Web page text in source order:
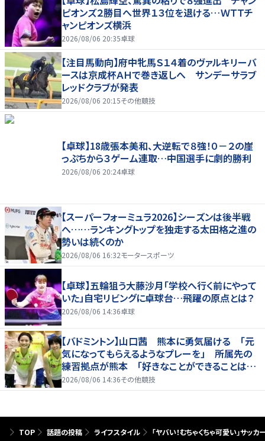
ピオンズ２勝目へ世界１３位を退ける…ＷＴＴチ
ャンピオンズ横浜
2026/08/06 20:35卓球
【注目馬動向】府中牝馬Ｓ１４着のヴァルキリーバ
ースは京成杯ＡＨで巻き返しへ サンデーサラブ
レッドクラブが発表
2026/08/06 20:15その他競技
【卓球】18歳張本美和、大逆転で８強！０－２の崖
っぷちから３ゲーム連取…中国選手に劇的勝利
2026/08/06 20:24卓球
【スーパーフォーミュラ2026】シーズンは後半戦
へ……ランキングトップを独走する太田格之進の
勢いは続くのか
2026/08/06 16:32モータースポーツ
【卓球】五輪狙う大藤沙月「学校へ行く前にやって
いた」自宅リビングに卓球台…飛躍の原点とは？
2026/08/06 14:36卓球
【バドミントン】山口茜 熊本に勇気届ける 「元
気になってもらえるようなプレーを」 所属先の
練習拠点が熊本 「好きなことができることは当
たり前じゃない」
2026/08/06 14:36その他競技
TOP 話題の投稿 ライフスタイル 「ヤバい！むちゃくちゃ可愛い」サッ